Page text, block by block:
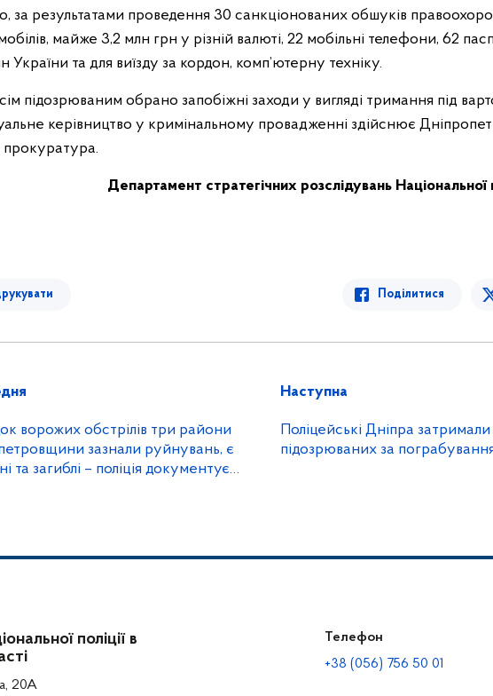
за результатами проведення 30 санкціонованих обшуків
майже 3,2 млн грн у різній валюті, 22 мобільні телефони, 62
України та для виїзду за кордон, комп’ютерну техніку.
підозрюваним обрано запобіжні заходи у вигляді тримання під
керівництво у кримінальному провадженні здійснює
прокуратура.
Департамент стратегічних розслідувань Національної
Поділитися
ворожих обстрілів три райони
зазнали руйнувань, є
та загиблі – поліція документує
Наступна
Поліцейські Дніпра
підозрюваних за
поліції в
20А
Телефон
+38 (056) 756 50 01